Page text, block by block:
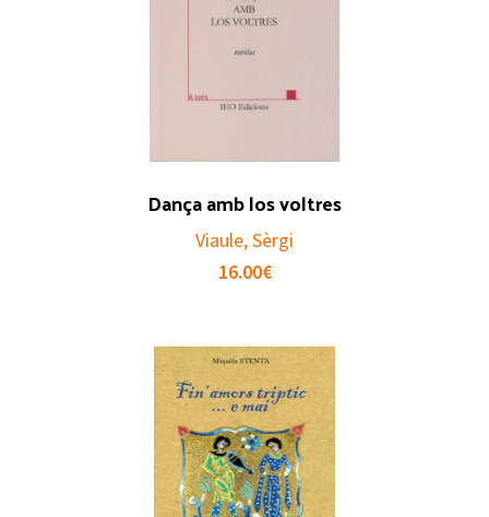
Dança amb los voltres
Viaule, Sèrgi
16.00€